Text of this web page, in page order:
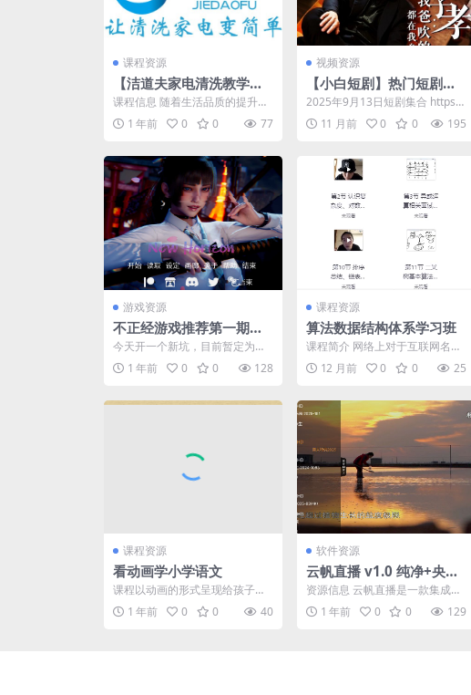
课程资源
【洁道夫家电清洗教学视
频】
课程信息 随着生活品质的提升，
家电已成为现代家庭不可或缺的
一部分。然而，长期使用...
1 年前 0 0 77
视频资源
【小白短剧】热门短剧资
源分享2025年9月13日
2025年9月13日短剧集合 https://
pan.quark.cn/s/8b...
11 月前 0 0 195
游戏资源
不正经游戏推荐第一期：
亚洲风大作之《新天域》
今天开一个新坑，目前暂定为不
正经游戏推荐及评测 盘点一下我
这段时间玩过的那些比较...
1 年前 0 0 128
课程资源
算法数据结构体系学习班
课程简介 网络上对于互联网名企
算法面试的视频有不少，但是大
部分课程都不够全面，内...
12 月前 0 0 25
课程资源
看动画学小学语文
课程以动画的形式呈现给孩子，
用有趣的故事吸引孩子，让孩子
在看动画片的时候完成学习...
1 年前 0 0 40
软件资源
云帆直播 v1.0 纯净+央视
+地方+直播
资源信息 云帆直播是一款集成了
多种类型直播频道的应用程序，
为用户提供了一个便捷的...
1 年前 0 0 129